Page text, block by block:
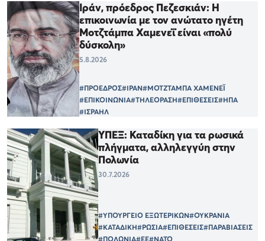
Ιράν, πρόεδρος Πεζεσκιάν: Η
επικοινωνία με τον ανώτατο ηγέτη
Μοτζτάμπα Χαμενεΐ είναι «πολύ
δύσκολη»
5.8.2026
#ΠΡΟΕΔΡΟΣ#ΙΡΑΝ#ΜΟΤΖΤΑΜΠΑ ΧΑΜΕΝΕΪ
#ΕΠΙΚΟΙΝΩΝΙΑ#ΤΗΛΕΟΡΑΣΗ#ΕΠΙΘΕΣΕΙΣ#ΗΠΑ
#ΙΣΡΑΗΛ
ΥΠΕΞ: Καταδίκη για τα ρωσικά
πλήγματα, αλληλεγγύη στην
Πολωνία
30.7.2026
#ΥΠΟΥΡΓΕΙΟ ΕΞΩΤΕΡΙΚΩΝ#ΟΥΚΡΑΝΙΑ
#ΚΑΤΑΔΙΚΗ#ΡΩΣΙΑ#ΕΠΙΘΕΣΕΙΣ#ΠΑΡΑΒΙΑΣΕΙΣ
#ΠΟΛΩΝΙΑ#ΕΕ#ΝΑΤΟ